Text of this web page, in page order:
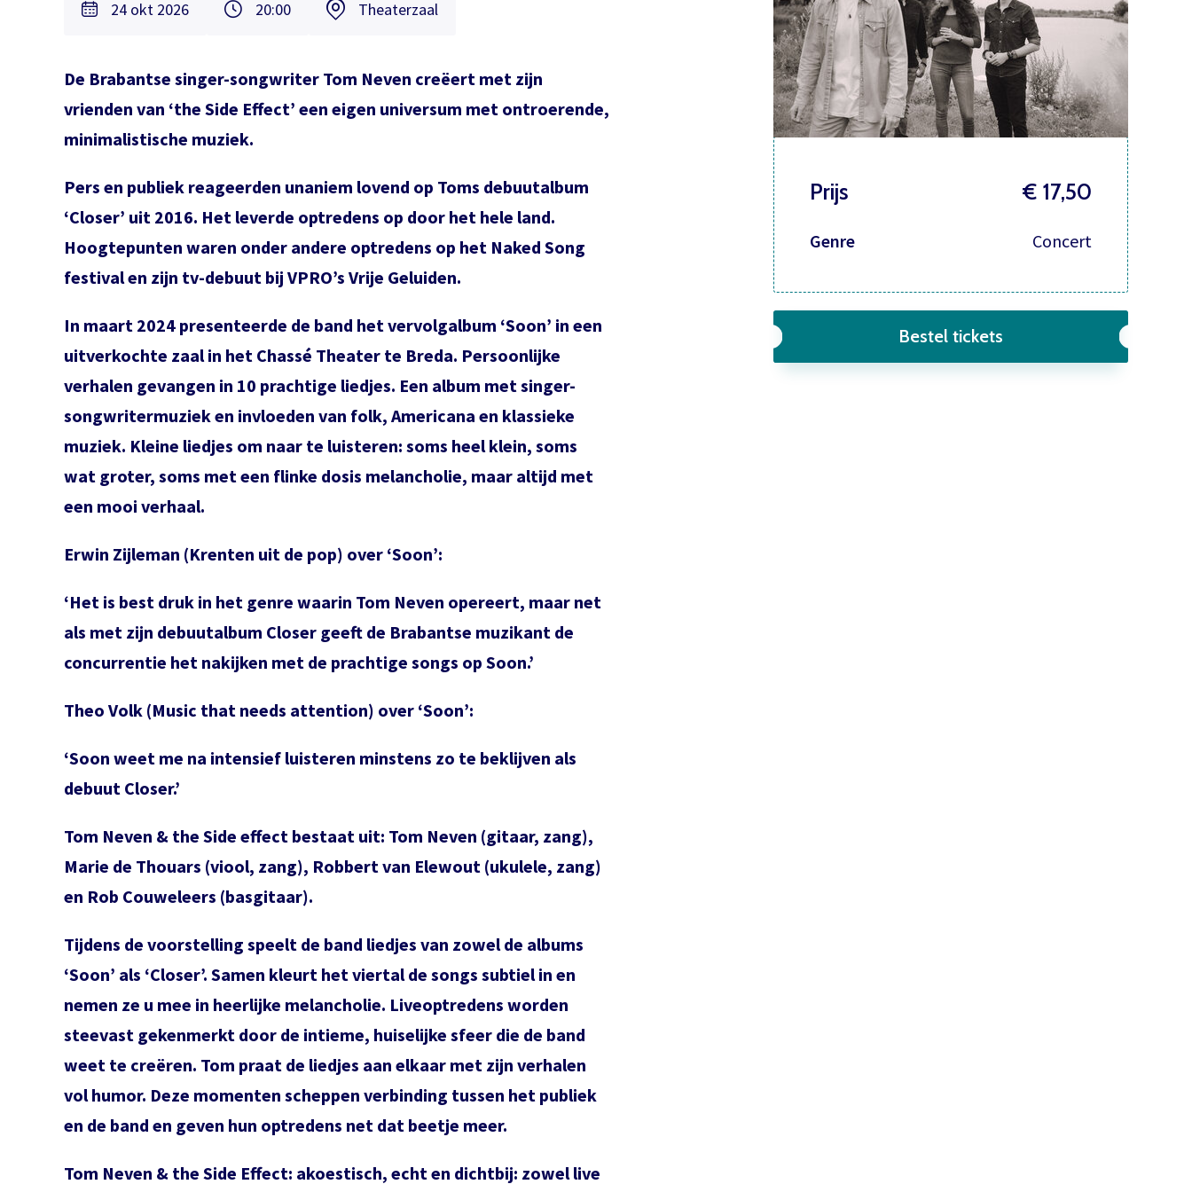
Inloggen
E-mailadres
Het theaterabonnement á €110 geeft gratis toegang tot
totaal 17 voorstellingen.
Het abonnement staat op naam, waardoor per voorstelling
meerdere kaarten worden de extra kaarten in rekening
24 okt 2026 20:00 Theaterzaal
De Brabantse singer-songwriter Tom Neven creëert met zijn
vrienden van ‘the Side Effect’ een eigen universum met ontroerende,
minimalistische muziek.
Pers en publiek reageerden unaniem lovend op Toms debuutalbum
‘Closer’ uit 2016. Het leverde optredens op door het hele land.
Hoogtepunten waren onder andere optredens op het Naked Song
festival en zijn tv-debuut bij VPRO’s Vrije Geluiden.
In maart 2024 presenteerde de band het vervolgalbum ‘Soon’ in een
uitverkochte zaal in het Chassé Theater te Breda. Persoonlijke
verhalen gevangen in 10 prachtige liedjes. Een album met singer-
songwritermuziek en invloeden van folk, Americana en klassieke
muziek. Kleine liedjes om naar te luisteren: soms heel klein, soms
wat groter, soms met een flinke dosis melancholie, maar altijd met
een mooi verhaal.
Erwin Zijleman (Krenten uit de pop) over ‘Soon’:
‘Het is best druk in het genre waarin Tom Neven opereert, maar net
als met zijn debuutalbum Closer geeft de Brabantse muzikant de
concurrentie het nakijken met de prachtige songs op Soon.’
Theo Volk (Music that needs attention) over ‘Soon’:
‘Soon weet me na intensief luisteren minstens zo te beklijven als
debuut Closer.’
Tom Neven & the Side effect bestaat uit: Tom Neven (gitaar, zang),
Marie de Thouars (viool, zang), Robbert van Elewout (ukulele, zang)
en Rob Couweleers (basgitaar).
Tijdens de voorstelling speelt de band liedjes van zowel de albums
‘Soon’ als ‘Closer’. Samen kleurt het viertal de songs subtiel in en
nemen ze u mee in heerlijke melancholie. Liveoptredens worden
steevast gekenmerkt door de intieme, huiselijke sfeer die de band
weet te creëren. Tom praat de liedjes aan elkaar met zijn verhalen
vol humor. Deze momenten scheppen verbinding tussen het publiek
en de band en geven hun optredens net dat beetje meer.
Tom Neven & the Side Effect: akoestisch, echt en dichtbij: zowel live
Prijs € 17,50
Genre Concert
Bestel tickets
Bestel tickets
€17,50
E-mailadres